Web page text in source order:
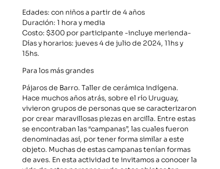
Edades: con niños a partir de 4 años
Duración: 1 hora y media
Costo: $300 por participante -incluye merienda-
Días y horarios: jueves 4 de julio de 2024, 11hs y
15hs.
Para los más grandes
Pájaros de Barro. Taller de cerámica indígena.
Hace muchos años atrás, sobre el río Uruguay,
vivieron grupos de personas que se caracterizaron
por crear maravillosas piezas en arcilla. Entre estas
se encontraban las “campanas”, las cuales fueron
denominadas así, por tener forma similar a este
objeto. Muchas de estas campanas tenían formas
de aves. En esta actividad te invitamos a conocer la